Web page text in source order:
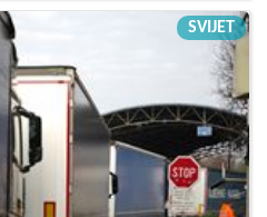
SVIJET